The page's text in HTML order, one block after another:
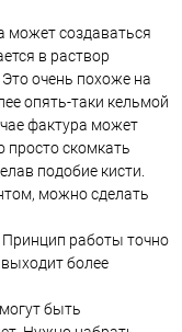
может создаваться
в раствор
очень похоже на
опять-таки кельмой
фактура может
скомкать
подобие кисти.
можно сделать
работы точно
более
быть